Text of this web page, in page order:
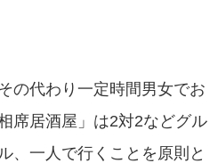
の代わり一定時間男女でお
席居酒屋」は2対2などグル
、一人で行くことを原則と